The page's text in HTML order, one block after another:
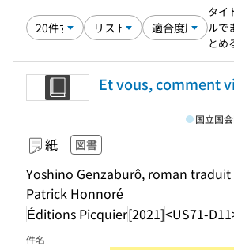
タイ
ルで
とめ
Et vous, comment
紙 図書
Yoshino Genzaburô, roman
Patrick Honnoré
Éditions Picquier[2021]<US71-
国立国
件名